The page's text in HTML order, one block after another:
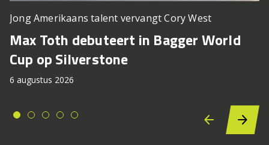
Jong Amerikaans talent vervangt Cory West
Max Toth debuteert in Bagger World
Cup op Silverstone
6 augustus 2026